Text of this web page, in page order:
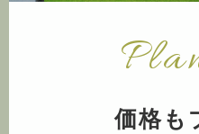
価格も